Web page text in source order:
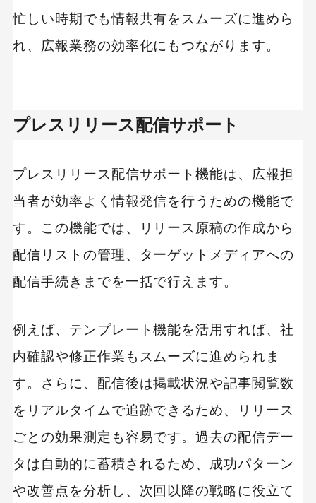
忙しい時期でも情報共有をスムーズに進めら
れ、広報業務の効率化にもつながります。
プレスリリース配信サポート
プレスリリース配信サポート機能は、広報担
当者が効率よく情報発信を行うための機能で
す。この機能では、リリース原稿の作成から
配信リストの管理、ターゲットメディアへの
配信手続きまでを一括で行えます。
例えば、テンプレート機能を活用すれば、社
内確認や修正作業もスムーズに進められま
す。さらに、配信後は掲載状況や記事閲覧数
をリアルタイムで追跡できるため、リリース
ごとの効果測定も容易です。過去の配信デー
タは自動的に蓄積されるため、成功パターン
や改善点を分析し、次回以降の戦略に役立て